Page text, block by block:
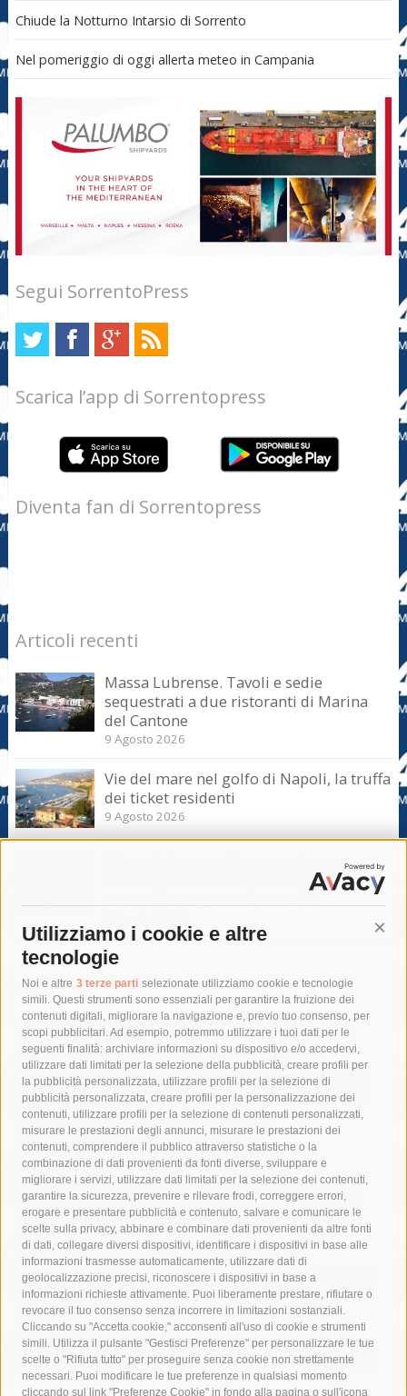
Utilizziamo i cookie e altre
tecnologie
Noi e altre 3 terze parti selezionate utilizziamo cookie e tecnologie
simili. Questi strumenti sono essenziali per garantire la fruizione dei
contenuti digitali, migliorare la navigazione e, previo tuo consenso, per
scopi pubblicitari. Ad esempio, potremmo utilizzare i tuoi dati per le
seguenti finalità: archiviare informazioni su dispositivo e/o accedervi,
utilizzare dati limitati per la selezione della pubblicità, creare profili per
la pubblicità personalizzata, utilizzare profili per la selezione di
pubblicità personalizzata, creare profili per la personalizzazione dei
contenuti, utilizzare profili per la selezione di contenuti personalizzati,
misurare le prestazioni degli annunci, misurare le prestazioni dei
contenuti, comprendere il pubblico attraverso statistiche o la
combinazione di dati provenienti da fonti diverse, sviluppare e
migliorare i servizi, utilizzare dati limitati per la selezione dei contenuti,
garantire la sicurezza, prevenire e rilevare frodi, correggere errori,
erogare e presentare pubblicità e contenuto, salvare e comunicare le
scelte sulla privacy, abbinare e combinare dati provenienti da altre fonti
di dati, collegare diversi dispositivi, identificare i dispositivi in base alle
informazioni trasmesse automaticamente, utilizzare dati di
geolocalizzazione precisi, riconoscere i dispositivi in base a
informazioni richieste attivamente. Puoi liberamente prestare, rifiutare o
revocare il tuo consenso senza incorrere in limitazioni sostanziali.
Cliccando su "Accetta cookie," acconsenti all'uso di cookie e strumenti
simili. Utilizza il pulsante "Gestisci Preferenze" per personalizzare le tue
scelte o "Rifiuta tutto" per proseguire senza cookie non strettamente
necessari. Puoi modificare le tue preferenze in qualsiasi momento
cliccando sul link "Preferenze Cookie" in fondo alla pagina o sull'icona
Chiude la Notturno Intarsio di Sorrento
Nel pomeriggio di oggi allerta meteo in Campania
Segui SorrentoPress
Scarica l’app di Sorrentopress
Diventa fan di Sorrentopress
Articoli recenti
Massa Lubrense. Tavoli e sedie
sequestrati a due ristoranti di Marina
del Cantone
9 Agosto 2026
Vie del mare nel golfo di Napoli, la truffa
dei ticket residenti
9 Agosto 2026
Massa Lubrense. Sicurezza in mare
nell’Amp Punta Campanella, incontro
Tag
acqua allerta meteo
anas
area marina protetta di punta campanella
arresto
Asl Napoli 3 sud
capitaneria di porto capri
carabinieri
castellammare di stabia
circumvesuviana
comune di sorrento
concerto
contagi
costiera amalfitana
covid-19 eav
elezioni
fondazione sorrento
gori guardia costiera
incidente
lavori
lorenzo balducelli mare
massa lubrense
massimo coppola
Meta napoli
ordinanza
penisola sorrentina
piano di sorrento
polizia municipale
protezione civile
Regione Campania
sant'agnello
sindaco cuomo
sorrento studenti temporali
treni
turismo
Vico Equense villa fiorentino vincenzo de luca